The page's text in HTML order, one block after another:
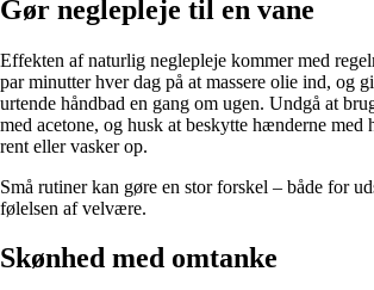
Gør neglepleje til en vane
Effekten af naturlig neglepleje kommer med
par minutter hver dag på at massere olie ind, og
urtende håndbad en gang om ugen. Undgå at
med acetone, og husk at beskytte hænderne med
rent eller vasker op.
Små rutiner kan gøre en stor forskel – både for
følelsen af velvære.
Skønhed med omtanke